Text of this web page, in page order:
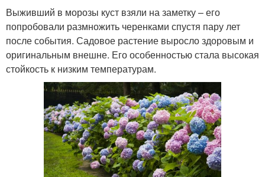
Выживший в морозы куст взяли на заметку – его
попробовали размножить черенками спустя пару лет
после события. Садовое растение выросло здоровым и
оригинальным внешне. Его особенностью стала высокая
стойкость к низким температурам.